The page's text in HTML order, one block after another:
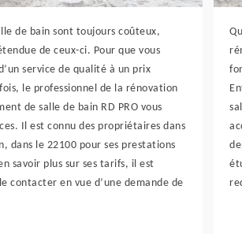
de bain sont toujours coûteux,
de ceux-ci. Pour que vous
service de qualité à un prix
le professionnel de la rénovation
de salle de bain RD PRO vous
Il est connu des propriétaires dans
dans le 22100 pour ses prestations
savoir plus sur ses tarifs, il est
contacter en vue d’une demande de